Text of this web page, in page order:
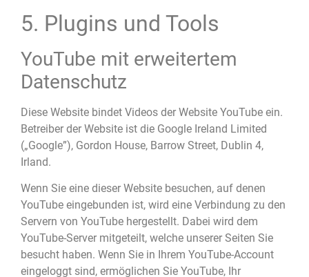
5. Plugins und Tools
YouTube mit erweitertem
Datenschutz
Diese Website bindet Videos der Website YouTube ein.
Betreiber der Website ist die Google Ireland Limited
(„Google”), Gordon House, Barrow Street, Dublin 4,
Irland.
Wenn Sie eine dieser Website besuchen, auf denen
YouTube eingebunden ist, wird eine Verbindung zu den
Servern von YouTube hergestellt. Dabei wird dem
YouTube-Server mitgeteilt, welche unserer Seiten Sie
besucht haben. Wenn Sie in Ihrem YouTube-Account
eingeloggt sind, ermöglichen Sie YouTube, Ihr